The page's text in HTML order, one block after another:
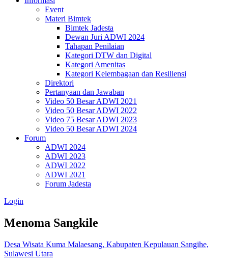
Event
Materi Bimtek
Bimtek Jadesta
Dewan Juri ADWI 2024
Tahapan Penilaian
Kategori DTW dan Digital
Kategori Amenitas
Kategori Kelembagaan dan Resiliensi
Direktori
Pertanyaan dan Jawaban
Video 50 Besar ADWI 2021
Video 50 Besar ADWI 2022
Video 75 Besar ADWI 2023
Video 50 Besar ADWI 2024
Forum
ADWI 2024
ADWI 2023
ADWI 2022
ADWI 2021
Forum Jadesta
Login
Menoma Sangkile
Desa Wisata Kuma Malaesang, Kabupaten Kepulauan Sangihe,
Sulawesi Utara